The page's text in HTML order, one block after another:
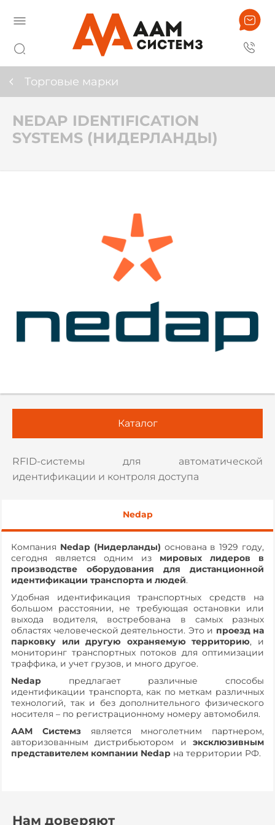
Торговые марки
NEDAP IDENTIFICATION
SYSTEMS (НИДЕРЛАНДЫ)
RFID-системы для автоматической
идентификации и контроля доступа
Каталог
Nedap
Компания Nedap (Нидерланды) основана в 1929 году,
сегодня является одним из мировых лидеров в
производстве оборудования для дистанционной
идентификации транспорта и людей.
Удобная идентификация транспортных средств на
большом расстоянии, не требующая остановки или
выхода водителя, востребована в самых разных
областях человеческой деятельности. Это и проезд на
парковку или другую охраняемую территорию, и
мониторинг транспортных потоков для оптимизации
траффика, и учет грузов, и много другое.
Nedap предлагает различные способы
идентификации транспорта, как по меткам различных
технологий, так и без дополнительного физического
носителя – по регистрационному номеру автомобиля.
ААМ Системзявляется многолетним партнером,
авторизованным дистрибьютором и эксклюзивным
представителем компании Nedap на территории РФ.
Нам доверяют